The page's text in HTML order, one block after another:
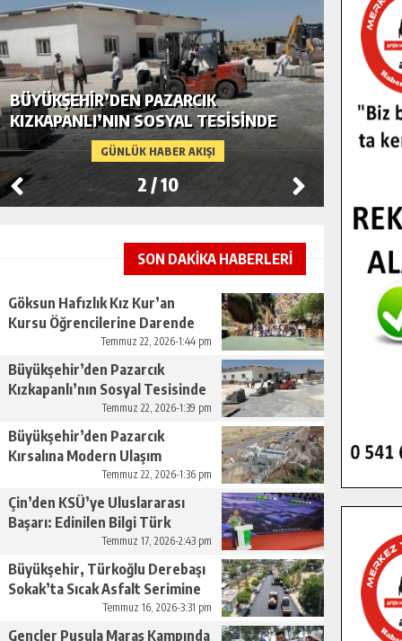
GÜNLÜK HABER AKIŞI
BÜYÜKŞEHIR’DEN PAZARCIK
KIZKAPANLI’NIN SOSYAL TESISINDE
ÇEVRE DÜZENLEMESI.
2 /10
SON DAKİKA HABERLERİ
Göksun Hafızlık Kız Kur’an
Kursu Öğrencilerine Darende
Temmuz 22, 2026-1:44 pm
Büyükşehir’den Pazarcık
Kızkapanlı’nın Sosyal Tesisinde
Çevre Düzenlemesi.Temmuz 22, 2026-1:39 pm
Büyükşehir’den Pazarcık
Kırsalına Modern Ulaşım
Temmuz 22, 2026-1:36 pm
Çin’den KSÜ’ye Uluslararası
Başarı: Edinilen Bilgi Türk
Tarımına Katkı Sağlayacak.
Temmuz 17, 2026-2:43 pm
Büyükşehir, Türkoğlu Derebaşı
Sokak’ta Sıcak Asfalt Serimine
Temmuz 16, 2026-3:31 pm
Gençler Pusula Maraş Kampında